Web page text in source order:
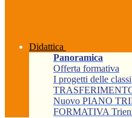
Didattica
Panoramica
Offerta formativa
I progetti delle classi
Nuovo PIANO
FORMATIVA